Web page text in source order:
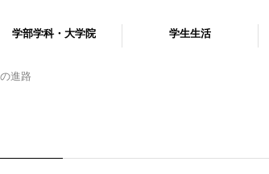
学部学科・大学院 学生生活
進路